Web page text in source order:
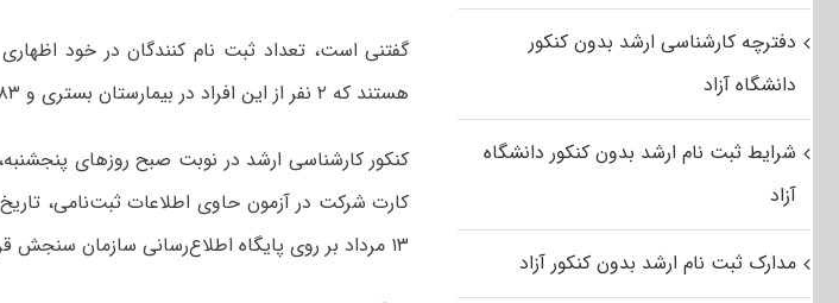
هستند که ۲ نفر از این افراد در بیمارستان بستری و ۸۳ نفر در منزل قرنطینه خانگی هستند.
کارت شرکت در آزمون حاوی اطلاعات ثبت‌نامی، تاریخ
۱۳ مرداد بر روی پایگاه اطلاع‌رسانی سازمان سنجش قرار گرفته است.
دفترچه کارشناسی ارشد بدون کنکور
دانشگاه آزاد
شرایط ثبت نام ارشد بدون کنکور دانشگاه
آزاد
مدارک ثبت نام ارشد بدون کنکور آزاد